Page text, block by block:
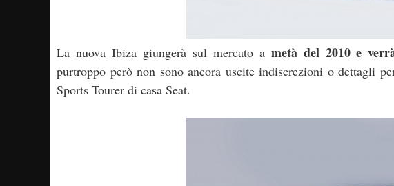
La nuova Ibiza giungerà sul mercato a metà del 2010 e
purtroppo però non sono ancora uscite indiscrezioni o dettagli
Sports Tourer di casa Seat.